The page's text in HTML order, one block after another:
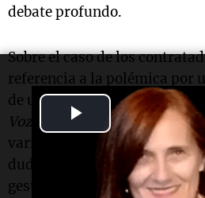
Play
Video
debate profundo.
Sobre el caso de los
referencia a la polémica por
de un puntero político y a la
Voz del Interior
, que incluye
varias localidades
dudar que un exintendente
gestión para aportar, pero